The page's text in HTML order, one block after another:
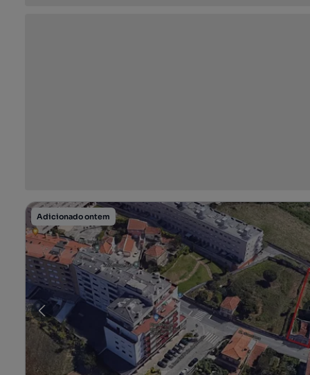
Adicionado ontem